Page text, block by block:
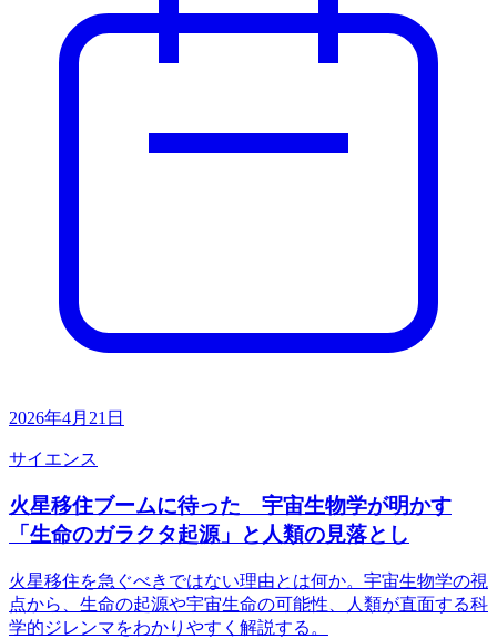
2026年4月21日
サイエンス
火星移住ブームに待った 宇宙生物学が明かす
「生命のガラクタ起源」と人類の見落とし
火星移住を急ぐべきではない理由とは何か。宇宙生物学の視
点から、生命の起源や宇宙生命の可能性、人類が直面する科
学的ジレンマをわかりやすく解説する。